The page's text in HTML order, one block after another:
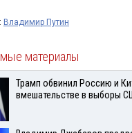
Владимир Путин
материалы
Трамп обвинил Россию и
вмешательстве в выборы